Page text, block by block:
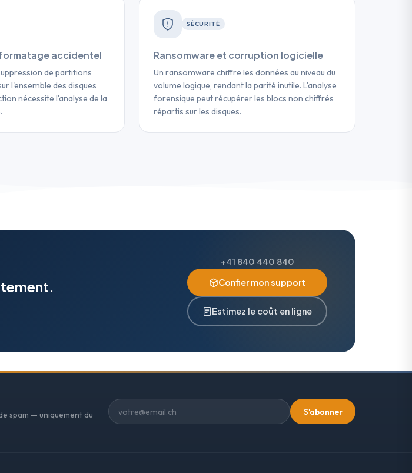
accidentel
de partitions
l'ensemble des disques
nécessite l'analyse de la
SÉCURITÉ
Ransomware et corruption logicielle
Un ransomware chiffre les données au niveau du
volume logique, rendant la parité inutile. L'analyse
forensique peut récupérer les blocs non chiffrés
répartis sur les disques.
+41 840 440 840
Confier mon support
Estimez le coût en ligne
spam — uniquement du
S'abonner